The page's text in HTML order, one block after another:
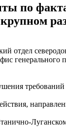
по
отдел
генерального